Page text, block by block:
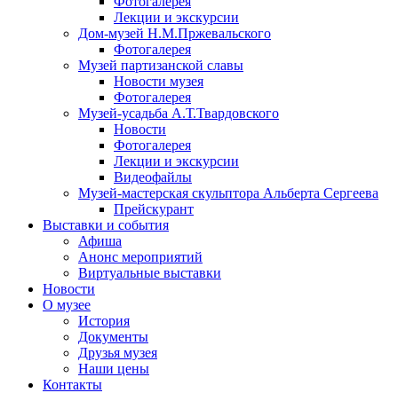
Лекции и экскурсии
Дом-музей Н.М.Пржевальского
Фотогалерея
Музей партизанской славы
Новости музея
Фотогалерея
Музей-усадьба А.Т.Твардовского
Новости
Фотогалерея
Лекции и экскурсии
Видеофайлы
Музей-мастерская скульптора Альберта Сергеева
Прейскурант
Выставки и события
Афиша
Анонс мероприятий
Виртуальные выставки
Новости
О музее
История
Документы
Друзья музея
Наши цены
Контакты